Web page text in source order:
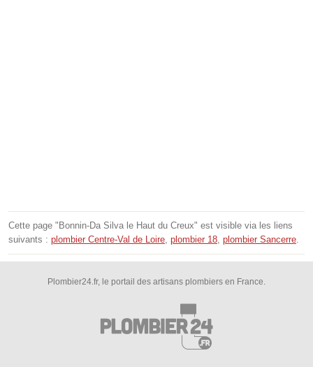
Cette page "Bonnin-Da Silva le Haut du Creux" est visible via les liens
suivants : plombier Centre-Val de Loire, plombier 18, plombier Sancerre.
Plombier24.fr, le portail des artisans plombiers en France.